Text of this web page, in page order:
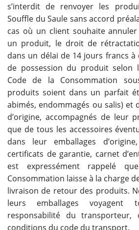
s’interdit de renvoyer les
Souffle du Saule sans accord
cas où un client souhaite
un produit, le droit de
dans un délai de 14 jours francs
de possession du produit selon
Code de la Consommation
produits soient dans un parfait
abimés, endommagés ou salis) et
d’origine, accompagnés de leur
que de tous les accessoires
dans leur emballages
certificats de garantie, carnet
est expressément rappelé
Consommation laisse à la charge
livraison de retour des produits.
leurs emballages voyagent
responsabilité du transporteur,
conditions du code du transport.